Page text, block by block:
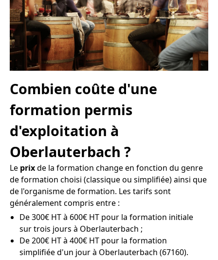
Combien coûte d'une
formation permis
d'exploitation à
Oberlauterbach ?
Le prixde la formation change en fonction du genre
de formation choisi (classique ou simplifiée) ainsi que
de l'organisme de formation. Les tarifs sont
généralement compris entre :
De 300€ HT à 600€ HT pour la formation initiale
sur trois jours à Oberlauterbach ;
De 200€ HT à 400€ HT pour la formation
simplifiée d'un jour à Oberlauterbach (67160).